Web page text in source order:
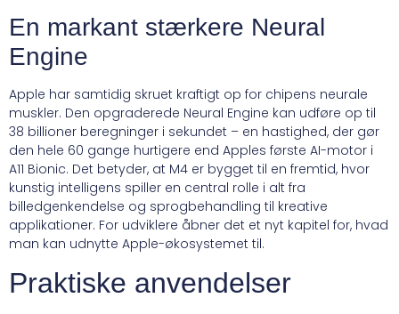
En markant stærkere Neural
Engine
Apple har samtidig skruet kraftigt op for chipens neurale
muskler. Den opgraderede Neural Engine kan udføre op til
38 billioner beregninger i sekundet – en hastighed, der gør
den hele 60 gange hurtigere end Apples første AI-motor i
A11 Bionic. Det betyder, at M4 er bygget til en fremtid, hvor
kunstig intelligens spiller en central rolle i alt fra
billedgenkendelse og sprogbehandling til kreative
applikationer. For udviklere åbner det et nyt kapitel for, hvad
man kan udnytte Apple-økosystemet til.
Praktiske anvendelser